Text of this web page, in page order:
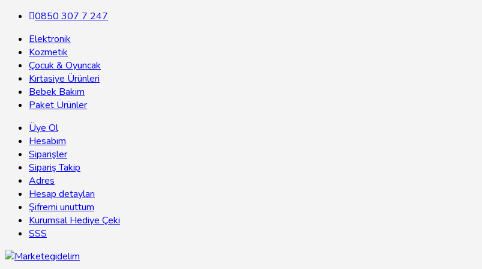
0850 307 7 247
Elektronik
Kozmetik
Çocuk & Oyuncak
Kırtasiye Ürünleri
Bebek Bakım
Paket Ürünler
Üye Ol
Hesabım
Siparişler
Sipariş Takip
Adres
Hesap detayları
Şifremi unuttum
Kurumsal Hediye Çeki
SSS